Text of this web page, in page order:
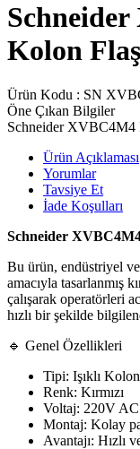
Schneider
Kolon
Ürün Kodu : SN
Öne Çıkan Bilgiler
Schneider XVBC4M4
Ürün Açıklaması
Yorumlar
Tavsiye Et
İade Koşulları
Schneider
Bu ürün, endüstriyel
amacıyla tasarlanmış
çalışarak operatörleri
hızlı bir şekilde
🔹 Genel Özellikleri
Tipi: Işıklı
Renk: Kırmızı
Voltaj: 220V AC
Montaj: Kolay
Avantajı: Hızlı